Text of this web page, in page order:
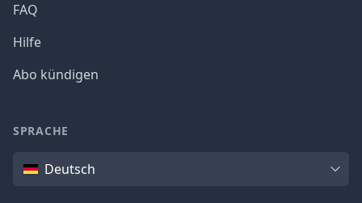
FAQ
Hilfe
Abo kündigen
SPRACHE
SpracheDeutsch